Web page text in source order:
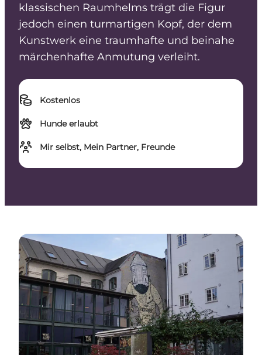
klassischen Raumhelms trägt die Figur
jedoch einen turmartigen Kopf, der dem
Kunstwerk eine traumhafte und beinahe
märchenhafte Anmutung verleiht.
Kostenlos
Hunde erlaubt
Mir selbst, Mein Partner, Freunde